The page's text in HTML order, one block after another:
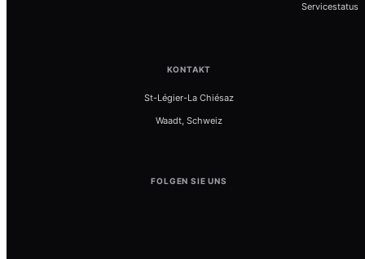
Servicestatus
KONTAKT
St-Légier-La Chiésaz
Waadt, Schweiz
FOLGEN SIE UNS